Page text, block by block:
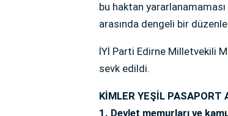
bu haktan
arasında dengeli bir
İYİ Parti Edirne Milletvekili
sevk edildi.
KİMLER YEŞİL PASAPORT
1. Devlet memurları ve